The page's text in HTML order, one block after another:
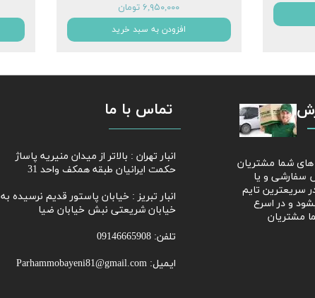
۶,۹۵۰,۰۰۰ تومان
افزودن به سبد خرید
شما مشتریان
سفارشی و یا
سریعترین تایم
و در اسرع
مشتریان
تماس با ما
​​انبار تهران : بالاتر از میدان منیریه پاساژ
حکمت ایرانیان طبقه همکف واحد 31
​​​​​​​انبار تبریز : خیابان پاستور قدیم نرسیده به
خیابان شریعتی نبش خیابان ضیا
تلفن: 09146665908
ایمیل: Parhammobayeni81@gmail.com​​​​​​​